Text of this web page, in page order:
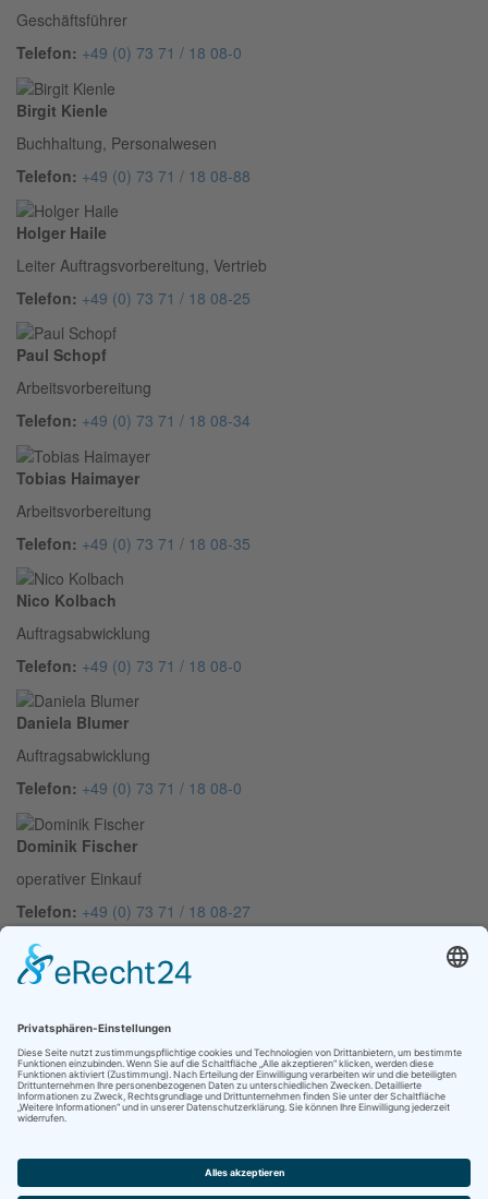
Geschäftsführer
Telefon: +49 (0) 73 71 / 18 08-0
Birgit Kienle
Buchhaltung, Personalwesen
Telefon: +49 (0) 73 71 / 18 08-88
Holger Haile
Leiter Auftragsvorbereitung, Vertrieb
Telefon: +49 (0) 73 71 / 18 08-25
Paul Schopf
Arbeitsvorbereitung
Telefon: +49 (0) 73 71 / 18 08-34
Tobias Haimayer
Arbeitsvorbereitung
Telefon: +49 (0) 73 71 / 18 08-35
Nico Kolbach
Auftragsabwicklung
Telefon: +49 (0) 73 71 / 18 08-0
Daniela Blumer
Auftragsabwicklung
Telefon: +49 (0) 73 71 / 18 08-0
Dominik Fischer
operativer Einkauf
Telefon: +49 (0) 73 71 / 18 08-27
Renate David
Telefon: +49 (0) 73 71 / 18 08-0
Dietmar Bork
Arbeitsvorbereitung
Telefon: +49 (0) 73 71 / 18 08-15
© 2025 Kienle GmbH